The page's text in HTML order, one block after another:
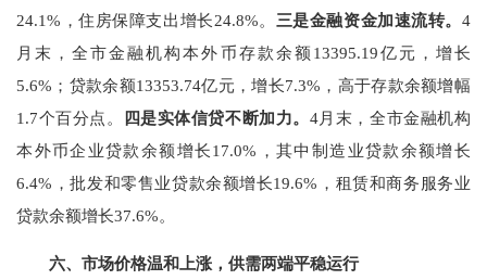
24.1% ，住房保障支出增长24.8%。 三是金融资金加速流转。 4
月末，全市金融机构本外币存款余额 13395.19亿元，增长
5.6% ；贷款余额13353.74亿元，增长7.3% ，高于存款余额增幅
1.7个百分点。 四是实体信贷不断加力。 4月末，全市金融机构
本外币企业贷款余额增长17.0% ，其中制造业贷款余额增长
6.4% ，批发和零售业贷款余额增长19.6% ，租赁和商务服务业
贷款余额增长37.6%。
六、市场价格温和上涨，供需两端平稳运行